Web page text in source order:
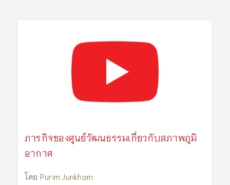
ภารกิจของศูนย์วัฒนธรรมเกี่ยวกับสภาพภูมิ
อากาศ
โดย Purim Junkham